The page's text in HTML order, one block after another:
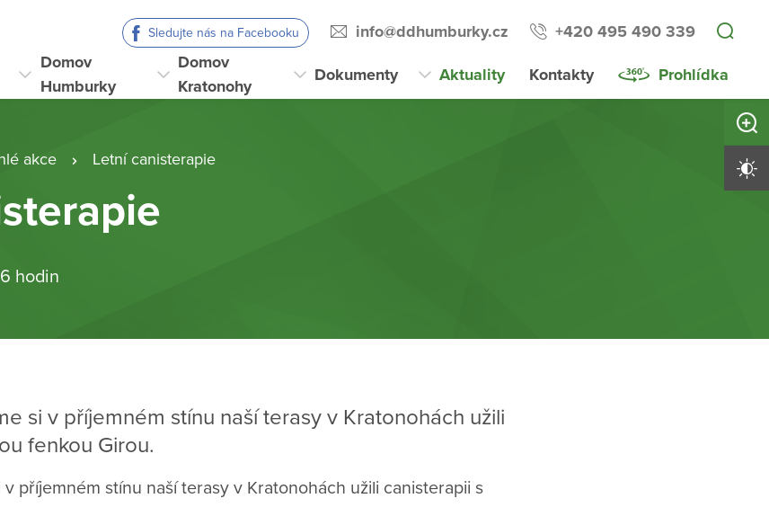
Sledujte nás na Facebooku info@ddhumburky.cz
+420 495 490 339
Domov
Humburky
Domov
Kratonohy
Dokumenty Aktuality Kontakty Prohlídka
akce Letní canisterapie
hodin
si v příjemném stínu naší terasy v Kratonohách užili
fenkou Girou.
příjemném stínu naší terasy v Kratonohách užili canisterapii s